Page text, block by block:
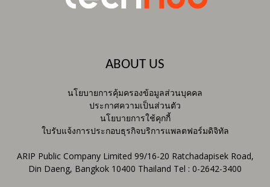
ABOUT US
นโยบายการคุ้มครองข้อมูลส่วนบุคคล
ประกาศความเป็นส่วนตัว
นโยบายการใช้คุกกี้
ใบรับแจ้งการประกอบธุรกิจบริการแพลตฟอร์มดิจิทัล
ARIP Public Company Limited 99/16-20 Ratchadapisek Road,
Din Daeng, Bangkok 10400 Thailand Tel : 0-2642-3400